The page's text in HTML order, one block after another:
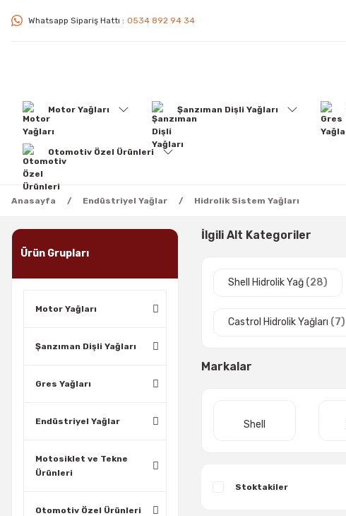
Whatsapp Sipariş Hattı : 0534 892 94 34
Motor Yağları Şanzıman Dişli Yağları
Otomotiv Özel Ürünleri
Anasayfa Endüstriyel Yağlar Hidrolik Sistem Yağları
Ürün Grupları
Motor Yağları
Şanzıman Dişli Yağları
Gres Yağları
Endüstriyel Yağlar
Motosiklet ve Tekne
Ürünleri
Otomotiv Özel Ürünleri
İlgili Alt Kategoriler
Shell Hidrolik Yağ (28)
Castrol Hidrolik Yağları (7)
Markalar
Shell
Stoktakiler